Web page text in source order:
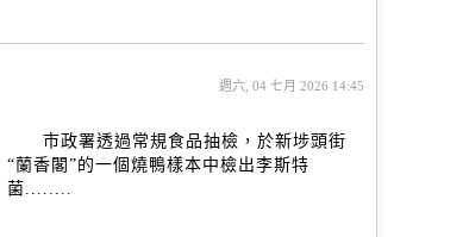
週六, 04 七月 2026 14:45
市政署透過常規食品抽檢，於新埗頭街
“蘭香閣”的一個燒鴨樣本中檢出李斯特
菌........